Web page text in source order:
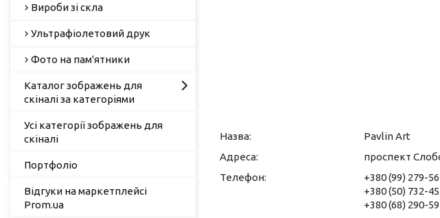
Pavlin Art
проспект
+380 (99) 279-
+380 (50) 732-
+380 (68) 290-
Вироби зі скла
Ультрафіолетовий друк
Фото на пам'ятники
Каталог зображень для
скіналі за категоріями
Усі категорії зображень для
скіналі
Портфоліо
Відгуки на маркетплейсі
Prom.ua